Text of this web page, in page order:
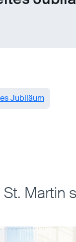
Jubiläum
Martin